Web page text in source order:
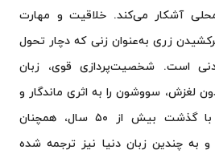
محلی آشکار می‌کند. خلاقیت و مهارت
زری به‌عنوان زنی که دچار تحول
است. شخصیت‌پردازی قوی، زبان
لغزش، سووشون را به اثری ماندگار و
دلچسب تبدیل کرده که با گذشت بیش از ۵۰ سال، همچنان
و به چندین زبان دنیا نیز ترجمه شده